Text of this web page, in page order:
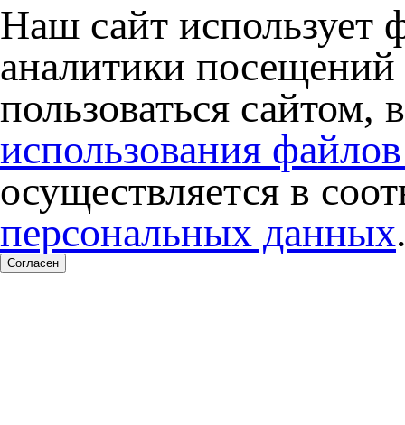
Наш сайт использует
аналитики
пользоваться
использования
осуществляется в
персональных данных
Согласен